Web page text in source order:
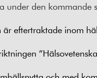
under den
eftertraktade inom